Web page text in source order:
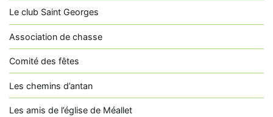
Le club Saint Georges
Association de chasse
Comité des fêtes
Les chemins d’antan
Les amis de l’église de Méallet